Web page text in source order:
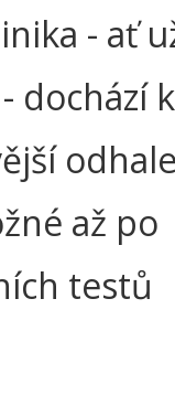
- ať
dochází
až po
testů